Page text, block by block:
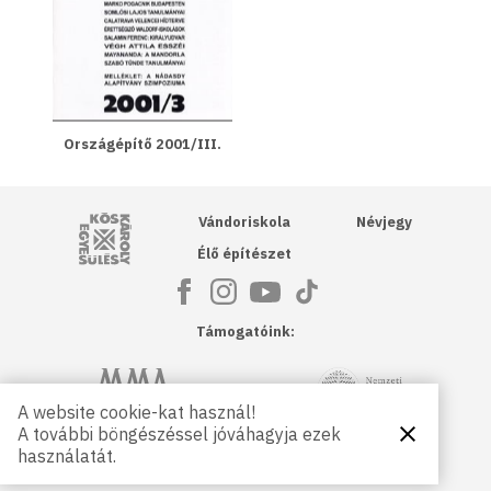
Országépítő 2001/III.
Kós Károly Egyesülés
Vándoriskola
Élő építészet
Névjegy
Támogatóink:
Magyar Művészeti Akadémia NKA
Petőfi Kulturális Ügynökség
A website cookie-kat használ!
A további böngészéssel jóváhagyja ezek
használatát.
Bezárás